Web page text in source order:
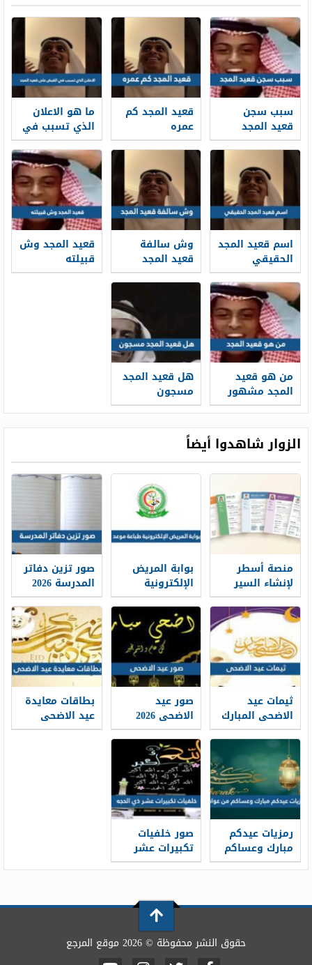
سبب سجن
قعيد المجد
قعيد المجد كم
عمره
ما هو الاعلان
الذي تسبب في
القبض على
قعيد المجد
اسم قعيد المجد
الحقيقي
وش سالفة
قعيد المجد
قعيد المجد وش
قبيلته
من هو قعيد
المجد مشهور
التيك توك
هل قعيد المجد
مسجون
الزوار شاهدوا أيضاً
منصة أسطر
لإنشاء السير
الذاتية: حين
تتحول الخبرات
إلى حكاية
مهنية واضحة
بوابة المريض
الإلكترونية
طباعة موعد
والتسجيل فيه
1448
صور تزين دفاتر
المدرسة 2026
ثيمات عيد
الاضحى المبارك
1448 / 2026
صور عيد
الاضحى 2026
خلفيات تهنئة
عيد الاضحى
جديدة 1448
بطاقات معايدة
عيد الاضحى
المبارك 2026 ،
رمزيات عيدكم
مبارك وعساكم
من عواده 1448 /
صور خلفيات
تكبيرات عشر
ذي الحجة
حقوق النشر محفوظة © 2026 موقع المرجع